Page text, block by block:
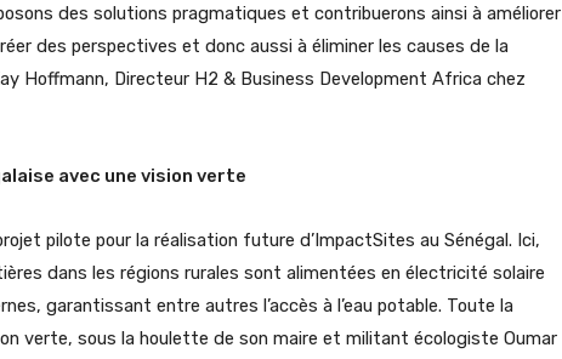
des solutions pragmatiques et contribuerons ainsi à améliorer
des perspectives et donc aussi à éliminer les causes de la
Hoffmann, Directeur H2 & Business Development Africa chez
avec une vision verte
pilote pour la réalisation future d’ImpactSites au Sénégal. Ici,
dans les régions rurales sont alimentées en électricité solaire
garantissant entre autres l’accès à l’eau potable. Toute la
verte, sous la houlette de son maire et militant écologiste Oumar